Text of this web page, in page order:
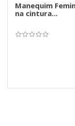
Manequim
na cintura...